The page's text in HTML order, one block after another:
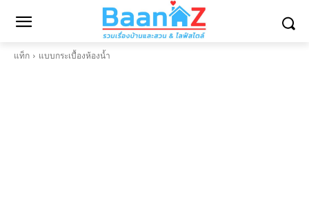
แท็ก แบบกระเบื้องห้องน้ำ